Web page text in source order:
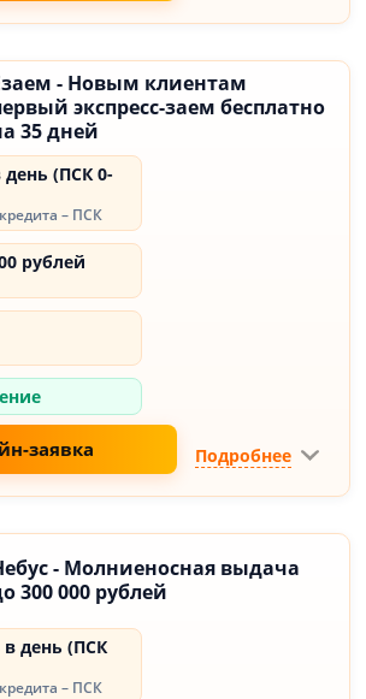
- Новым клиентам
экспресс-заем бесплатно
35 дней
день (ПСК 0-
– ПСК
рублей
заявка Подробнее
- Молниеносная выдача
300 000 рублей
в день (ПСК
– ПСК